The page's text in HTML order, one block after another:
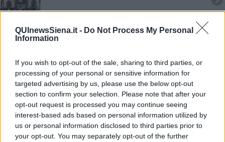
QUInewsSiena.it - Do Not Process My Personal
Information
If you wish to opt-out of the sale, sharing to third parties, or
processing of your personal or sensitive information for
targeted advertising by us, please use the below opt-out
section to confirm your selection. Please note that after your
opt-out request is processed you may continue seeing
interest-based ads based on personal information utilized by
us or personal information disclosed to third parties prior to
your opt-out. You may separately opt-out of the further
Cordoglio per la morte del tecnico dell'Università
Il Comune cerca un dirigente, ecco i requisiti
L'università mette a disposizione 182 dottorati
L'ateneo senese rilancia, 75 in tutto i corsi
​Laurea ad honorem per lo scrittore Amitav Ghosh